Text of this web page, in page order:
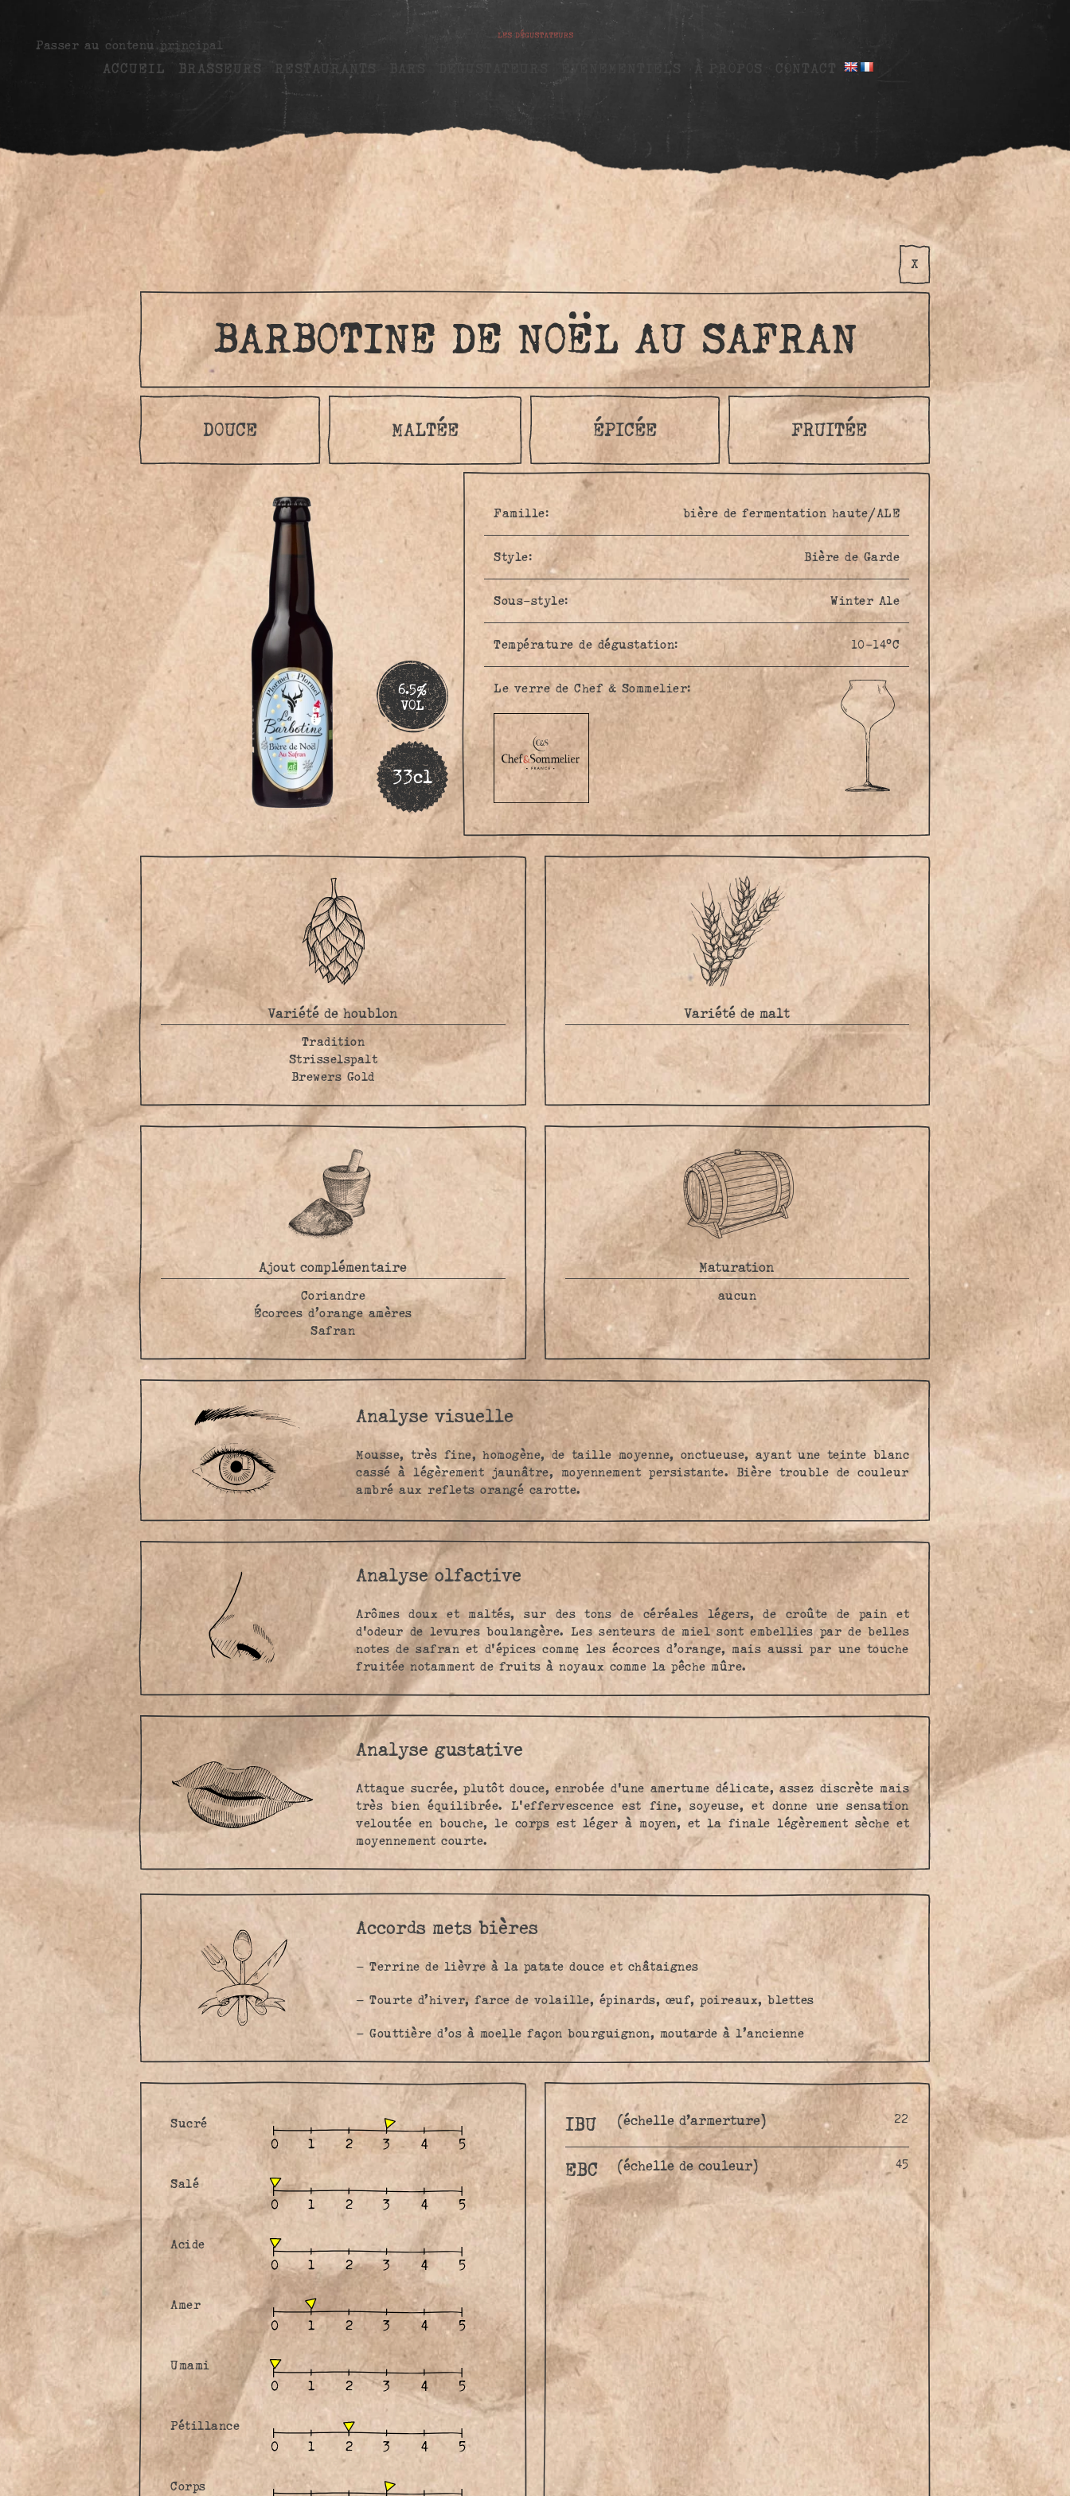
Passer au contenu principal
ACCUEIL BRASSEURS RESTAURANTS BARS ÉVÉNEMENTIELS À PROPOS CONTACT
X
BARBOTINE DE NOËL AU SAFRAN
DOUCE MALTÉE ÉPICÉE FRUITÉE
33cl
6.5%
VOL
Famille: bière de fermentation haute/ALE
Style: Bière de Garde
Sous-style: Winter Ale
Température de dégustation: 10-14°C
Le verre de Chef & Sommelier:
Variété de houblon
Tradition
Strisselspalt
Brewers Gold
Variété de malt
Ajout complémentaire
Coriandre
Écorces d’orange amères
Safran
Maturation
aucun
Analyse visuelle
Mousse, très fine, homogène, de taille moyenne, onctueuse, ayant une teinte blanc
cassé à légèrement jaunâtre, moyennement persistante. Bière trouble de couleur
ambré aux reflets orangé carotte.
Analyse olfactive
Arômes doux et maltés, sur des tons de céréales légers, de croûte de pain et
d'odeur de levures boulangère. Les senteurs de miel sont embellies par de belles
notes de safran et d'épices comme les écorces d’orange, mais aussi par une touche
fruitée notamment de fruits à noyaux comme la pêche mûre.
Analyse gustative
Attaque sucrée, plutôt douce, enrobée d'une amertume délicate, assez discrète mais
très bien équilibrée. L'effervescence est fine, soyeuse, et donne une sensation
veloutée en bouche, le corps est léger à moyen, et la finale légèrement sèche et
moyennement courte.
Accords mets bières
– Terrine de lièvre à la patate douce et châtaignes
– Tourte d’hiver, farce de volaille, épinards, œuf, poireaux, blettes
– Gouttière d’os à moelle façon bourguignon, moutarde à l’ancienne
Sucré
Salé
Acide
Amer
Umami
Pétillance
Corps
IBU (échelle d’armerture) 22
EBC (échelle de couleur) 45